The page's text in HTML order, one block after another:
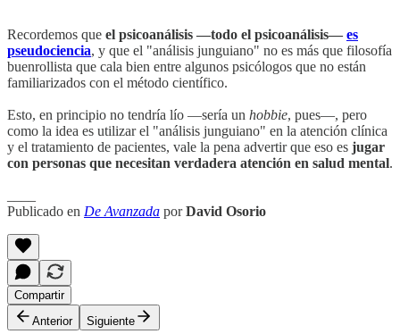
Recordemos que el psicoanálisis —todo el psicoanálisis— es
pseudociencia, y que el "análisis junguiano" no es más que filosofía
buenrollista que cala bien entre algunos psicólogos que no están
familiarizados con el método científico.
Esto, en principio no tendría lío —sería un hobbie, pues—, pero
como la idea es utilizar el "análisis junguiano" en la atención clínica
y el tratamiento de pacientes, vale la pena advertir que eso es jugar
con personas que necesitan verdadera atención en salud mental.
Publicado en De Avanzada porDavid Osorio
Compartir
Anterior
Siguiente